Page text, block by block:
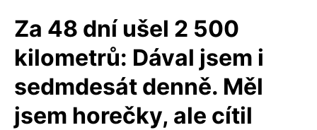
Za 48 dní ušel 2 500
kilometrů: Dával jsem i
sedmdesát denně. Měl
jsem horečky, ale cítil